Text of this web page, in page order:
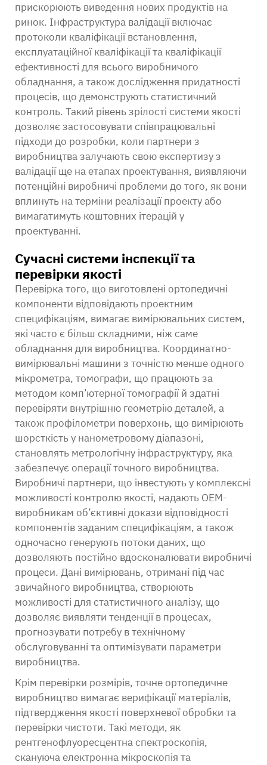
прискорюють виведення нових продуктів на
ринок. Інфраструктура валідації включає
протоколи кваліфікації встановлення,
експлуатаційної кваліфікації та кваліфікації
ефективності для всього виробничого
обладнання, а також дослідження придатності
процесів, що демонструють статистичний
контроль. Такий рівень зрілості системи якості
дозволяє застосовувати співпрацювальні
підходи до розробки, коли партнери з
виробництва залучають свою експертизу з
валідації ще на етапах проектування, виявляючи
потенційні виробничі проблеми до того, як вони
вплинуть на терміни реалізації проекту або
вимагатимуть коштовних ітерацій у
проектуванні.
Сучасні системи інспекції та
перевірки якості
Перевірка того, що виготовлені ортопедичні
компоненти відповідають проектним
специфікаціям, вимагає вимірювальних систем,
які часто є більш складними, ніж саме
обладнання для виробництва. Координатно-
вимірювальні машини з точністю менше одного
мікрометра, томографи, що працюють за
методом комп’ютерної томографії й здатні
перевіряти внутрішню геометрію деталей, а
також профілометри поверхонь, що вимірюють
шорсткість у нанометровому діапазоні,
становлять метрологічну інфраструктуру, яка
забезпечує операції точного виробництва.
Виробничі партнери, що інвестують у комплексні
можливості контролю якості, надають OEM-
виробникам об’єктивні докази відповідності
компонентів заданим специфікаціям, а також
одночасно генерують потоки даних, що
дозволяють постійно вдосконалювати виробничі
процеси. Дані вимірювань, отримані під час
звичайного виробництва, створюють
можливості для статистичного аналізу, що
дозволяє виявляти тенденції в процесах,
прогнозувати потребу в технічному
обслуговуванні та оптимізувати параметри
виробництва.
Крім перевірки розмірів, точне ортопедичне
виробництво вимагає верифікації матеріалів,
підтвердження якості поверхневої обробки та
перевірки чистоти. Такі методи, як
рентгенофлуоресцентна спектроскопія,
скануюча електронна мікроскопія та